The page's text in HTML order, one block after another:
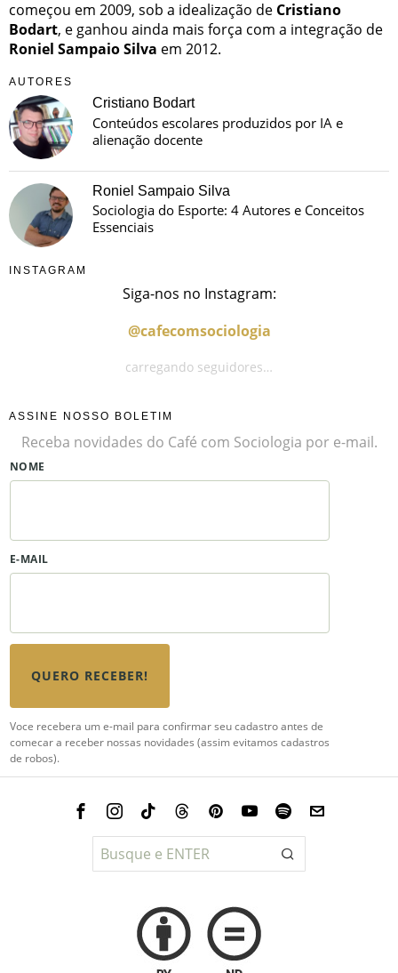
começou em 2009, sob a idealização de Cristiano
Bodart, e ganhou ainda mais força com a integração de
Roniel Sampaio Silva em 2012.
AUTORES
Cristiano Bodart
Conteúdos escolares produzidos por IA e
alienação docente
Roniel Sampaio Silva
Sociologia do Esporte: 4 Autores e Conceitos
Essenciais
INSTAGRAM
Siga-nos no Instagram:
@cafecomsociologia
carregando seguidores…
ASSINE NOSSO BOLETIM
Receba novidades do Café com Sociologia por e-mail.
NOME
E-MAIL
QUERO RECEBER!
Voce recebera um e-mail para confirmar seu cadastro antes de
comecar a receber nossas novidades (assim evitamos cadastros
de robos).